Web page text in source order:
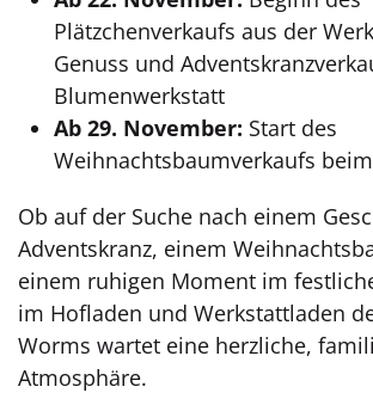
Plätzchenverkaufs aus der
Genuss und
Blumenwerkstatt
Ab 29. November: Start des
Weihnachtsbaumverkaufs
Ob auf der Suche nach einem
Adventskranz, einem
einem ruhigen Moment im
im Hofladen und Werkstattladen
Worms wartet eine herzliche,
Atmosphäre.